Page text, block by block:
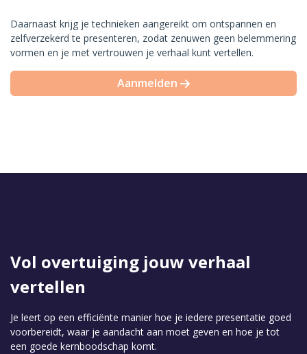
Daarnaast krijg je technieken aangereikt om ontspannen en
zelfverzekerd te presenteren, zodat zenuwen geen belemmering
vormen en je met vertrouwen je verhaal kunt vertellen.
Aanmelden
Vol overtuiging jouw verhaal
vertellen
Je leert op een efficiënte manier hoe je iedere presentatie goed
voorbereidt, waar je aandacht aan moet geven en hoe je tot
een goede kernboodschap komt.